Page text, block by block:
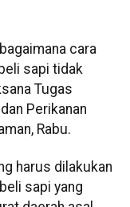
cara
sapi tidak
Tugas
Perikanan
Rabu.
harus dilakukan
sapi yang